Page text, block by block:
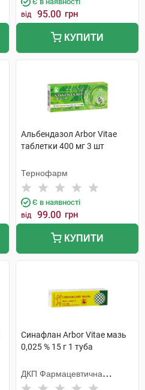
від 95.00 грн
КУПИТИ
Альбендазол Arbor Vitae
таблетки 400 мг 3 шт
Тернофарм
Є в наявності
від 99.00 грн
КУПИТИ
Синафлан Arbor Vitae мазь
0,025 % 15 г 1 туба
ДКП Фармацевтична
фабрика